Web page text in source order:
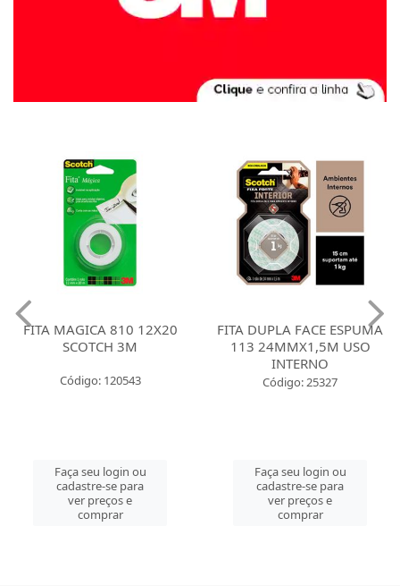
FITA MAGICA 810 12X20
SCOTCH 3M
Código: 120543
Faça seu login ou
cadastre-se para
ver preços e
comprar
FITA DUPLA FACE ESPUMA
113 24MMX1,5M USO
INTERNO
Código: 25327
Faça seu login ou
cadastre-se para
ver preços e
comprar